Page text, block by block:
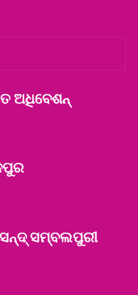
ଅଧିବେଶନ୍
ସମ୍ବଲପୁରୀ